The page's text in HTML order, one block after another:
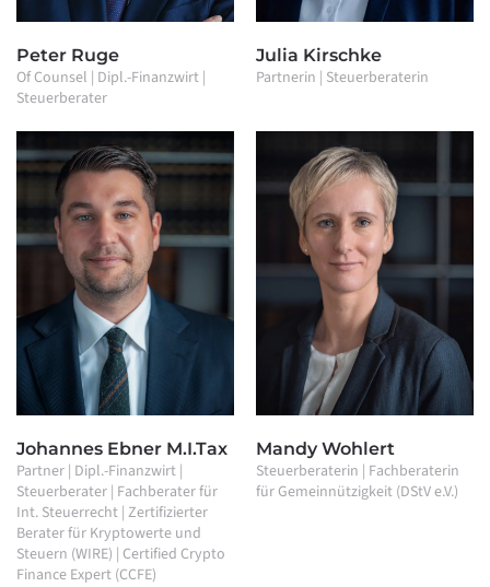
Peter Ruge
Of Counsel | Dipl.-Finanzwirt |
Steuerberater
Julia Kirschke
Partnerin | Steuerberaterin
Johannes Ebner M.I.Tax
Partner | Dipl.-Finanzwirt |
Steuerberater | Fachberater für
Int. Steuerrecht | Zertifizierter
Berater für Kryptowerte und
Steuern (WIRE) | Certified Crypto
Finance Expert (CCFE)
Mandy Wohlert
Steuerberaterin | Fachberaterin
für Gemeinnützigkeit (DStV e.V.)